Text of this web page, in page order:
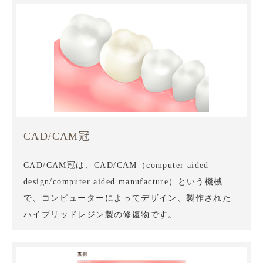
CAD/CAM冠
CAD/CAM冠は、CAD/CAM（computer aided
design/computer aided manufacture）という機械
で、コンピューターによってデザイン、製作された
ハイブリッドレジン製の修復物です。